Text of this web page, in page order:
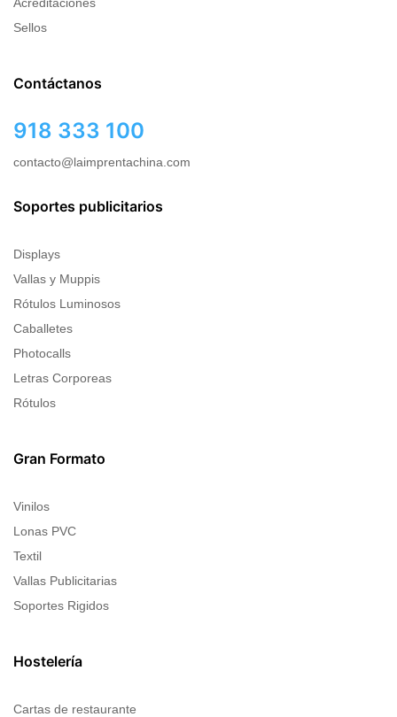
Sellos
Contáctanos
918 333 100
contacto@laimprentachina.com
Soportes publicitarios
Displays
Vallas y Muppis
Rótulos Luminosos
Caballetes
Photocalls
Letras Corporeas
Rótulos
Gran Formato
Vinilos
Lonas PVC
Textil
Vallas Publicitarias
Soportes Rigidos
Hostelería
Cartas de restaurante